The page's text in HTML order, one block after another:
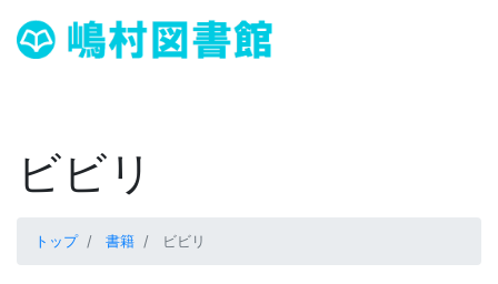
ビビリ
トップ 書籍 ビビリ